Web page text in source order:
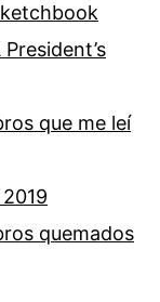
que me leí
quemados